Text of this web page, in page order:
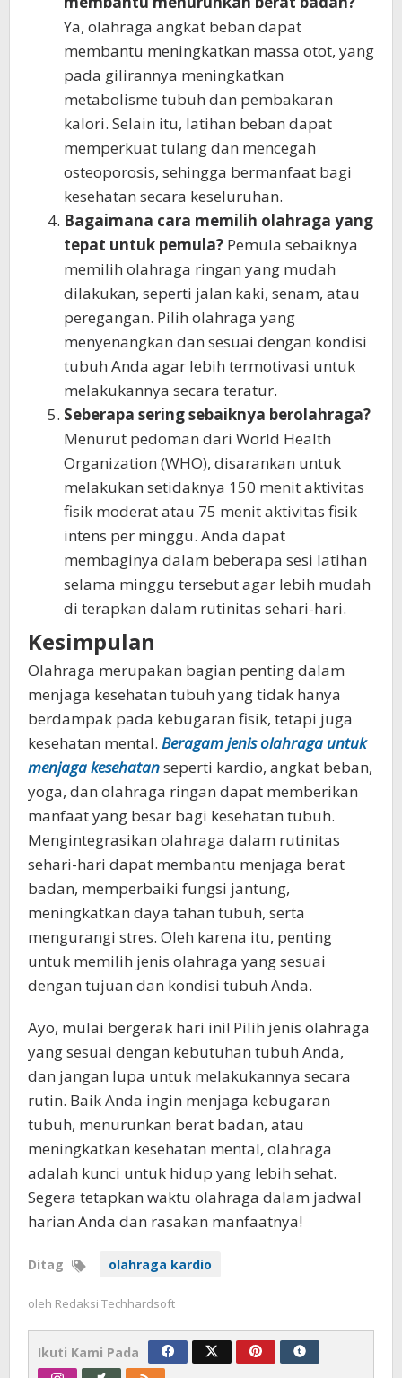
Ya, olahraga angkat beban dapat
membantu meningkatkan massa otot, yang
pada gilirannya meningkatkan
metabolisme tubuh dan pembakaran
kalori. Selain itu, latihan beban dapat
memperkuat tulang dan mencegah
osteoporosis, sehingga bermanfaat bagi
kesehatan secara keseluruhan.
Bagaimana cara memilih olahraga yang
tepat untuk pemula? Pemula sebaiknya
memilih olahraga ringan yang mudah
dilakukan, seperti jalan kaki, senam, atau
peregangan. Pilih olahraga yang
menyenangkan dan sesuai dengan kondisi
tubuh Anda agar lebih termotivasi untuk
melakukannya secara teratur.
Seberapa sering sebaiknya berolahraga?
Menurut pedoman dari World Health
Organization (WHO), disarankan untuk
melakukan setidaknya 150 menit aktivitas
fisik moderat atau 75 menit aktivitas fisik
intens per minggu. Anda dapat
membaginya dalam beberapa sesi latihan
selama minggu tersebut agar lebih mudah
di terapkan dalam rutinitas sehari-hari.
Kesimpulan
Olahraga merupakan bagian penting dalam
menjaga kesehatan tubuh yang tidak hanya
berdampak pada kebugaran fisik, tetapi juga
kesehatan mental. Beragam jenis olahraga untuk
menjaga kesehatanseperti kardio, angkat beban,
yoga, dan olahraga ringan dapat memberikan
manfaat yang besar bagi kesehatan tubuh.
Mengintegrasikan olahraga dalam rutinitas
sehari-hari dapat membantu menjaga berat
badan, memperbaiki fungsi jantung,
meningkatkan daya tahan tubuh, serta
mengurangi stres. Oleh karena itu, penting
untuk memilih jenis olahraga yang sesuai
dengan tujuan dan kondisi tubuh Anda.
Ayo, mulai bergerak hari ini! Pilih jenis olahraga
yang sesuai dengan kebutuhan tubuh Anda,
dan jangan lupa untuk melakukannya secara
rutin. Baik Anda ingin menjaga kebugaran
tubuh, menurunkan berat badan, atau
meningkatkan kesehatan mental, olahraga
adalah kunci untuk hidup yang lebih sehat.
Segera tetapkan waktu olahraga dalam jadwal
harian Anda dan rasakan manfaatnya!
Ditag olahraga kardio
oleh Redaksi Techhardsoft
Ikuti Kami Pada